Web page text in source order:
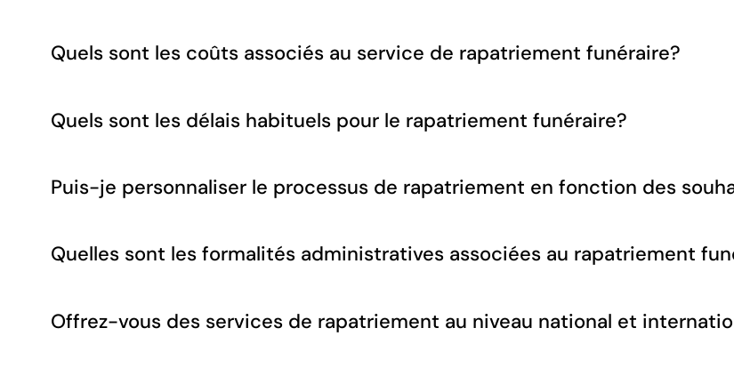
Quels sont les coûts associés au service de rapatriement funéraire?
Quels sont les délais habituels pour le rapatriement funéraire?
Puis-je personnaliser le processus de rapatriement en fonction des
Quelles sont les formalités administratives associées au rapatriement
Offrez-vous des services de rapatriement au niveau national et